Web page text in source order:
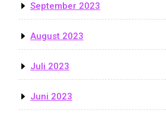
September 2023
August 2023
Juli 2023
Juni 2023